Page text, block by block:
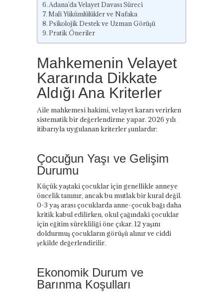
Adana’da Velayet Davası Süreci
Mali Yükümlülükler ve Nafaka
Psikolojik Destek ve Uzman Görüşü
Pratik Öneriler
Mahkemenin Velayet
Kararında Dikkate
Aldığı Ana Kriterler
Aile mahkemesi hakimi, velayet kararı verirken
sistematik bir değerlendirme yapar. 2026 yılı
itibarıyla uygulanan kriterler şunlardır:
Çocuğun Yaşı ve Gelişim
Durumu
Küçük yaştaki çocuklar için genellikle anneye
öncelik tanınır, ancak bu mutlak bir kural değil.
0-3 yaş arası çocuklarda anne-çocuk bağı daha
kritik kabul edilirken, okul çağındaki çocuklar
için eğitim sürekliliği öne çıkar. 12 yaşını
doldurmuş çocukların görüşü alınır ve ciddi
şekilde değerlendirilir.
Ekonomik Durum ve
Barınma Koşulları